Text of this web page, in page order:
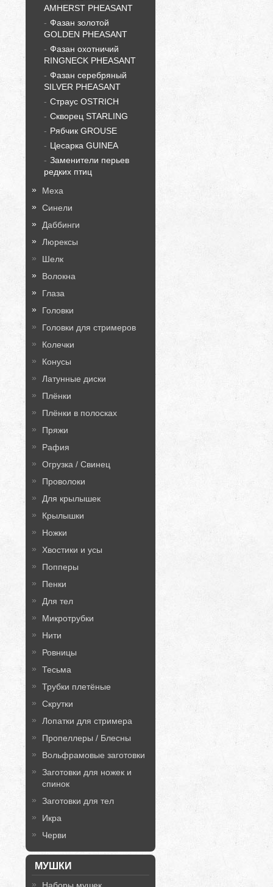
AMHERST PHEASANT
Фазан золотой
GOLDEN PHEASANT
Фазан охотничий
RINGNECK PHEASANT
Фазан серебряный
SILVER PHEASANT
Страус OSTRICH
Скворец STARLING
Рябчик GROUSE
Цесарка GUINEA
Заменители перьев
редких птиц
Меха
Синели
Даббинги
Люрексы
Шелк
Волокна
Глаза
Головки
Головки для стримеров
Колечки
Конусы
Латунные диски
Плёнки
Плёнки в полосках
Пряжи
Рафия
Огрузка / Свинец
Проволоки
Для крылышек
Крылышки
Ножки
Хвостики и усы
Попперы
Пенки
Для тел
Микротрубки
Нити
Ровницы
Тесьма
Трубки плетёные
Скрутки
Лопатки для стримера
Пропеллеры / Блесны
Вольфрамовые заготовки
Заготовки для ножек и
спинок
Заготовки для тел
Икра
Черви
МУШКИ